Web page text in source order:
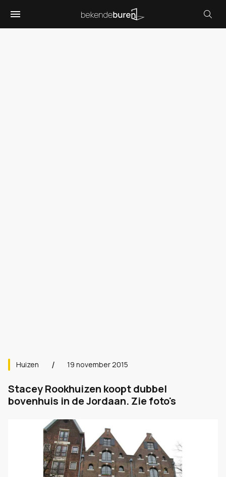
Huizen 19 november 2015
Stacey Rookhuizen koopt dubbel
bovenhuis in de Jordaan. Zie foto's